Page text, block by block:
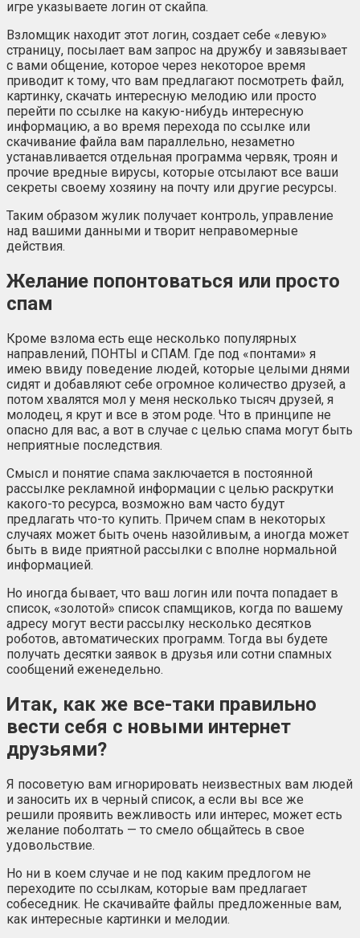
игре указываете логин от скайпа.
Взломщик находит этот логин, создает себе «левую»
страницу, посылает вам запрос на дружбу и завязывает
с вами общение, которое через некоторое время
приводит к тому, что вам предлагают посмотреть файл,
картинку, скачать интересную мелодию или просто
перейти по ссылке на какую-нибудь интересную
информацию, а во время перехода по ссылке или
скачивание файла вам параллельно, незаметно
устанавливается отдельная программа червяк, троян и
прочие вредные вирусы, которые отсылают все ваши
секреты своему хозяину на почту или другие ресурсы.
Таким образом жулик получает контроль, управление
над вашими данными и творит неправомерные
действия.
Желание попонтоваться или просто
спам
Кроме взлома есть еще несколько популярных
направлений, ПОНТЫ и СПАМ. Где под «понтами» я
имею ввиду поведение людей, которые целыми днями
сидят и добавляют себе огромное количество друзей, а
потом хвалятся мол у меня несколько тысяч друзей, я
молодец, я крут и все в этом роде. Что в принципе не
опасно для вас, а вот в случае с целью спама могут быть
неприятные последствия.
Смысл и понятие спама заключается в постоянной
рассылке рекламной информации с целью раскрутки
какого-то ресурса, возможно вам часто будут
предлагать что-то купить. Причем спам в некоторых
случаях может быть очень назойливым, а иногда может
быть в виде приятной рассылки с вполне нормальной
информацией.
Но иногда бывает, что ваш логин или почта попадает в
список, «золотой» список спамщиков, когда по вашему
адресу могут вести рассылку несколько десятков
роботов, автоматических программ. Тогда вы будете
получать десятки заявок в друзья или сотни спамных
сообщений еженедельно.
Итак, как же все-таки правильно
вести себя с новыми интернет
друзьями?
Я посоветую вам игнорировать неизвестных вам людей
и заносить их в черный список, а если вы все же
решили проявить вежливость или интерес, может есть
желание поболтать — то смело общайтесь в свое
удовольствие.
Но ни в коем случае и не под каким предлогом не
переходите по ссылкам, которые вам предлагает
собеседник. Не скачивайте файлы предложенные вам,
как интересные картинки и мелодии.